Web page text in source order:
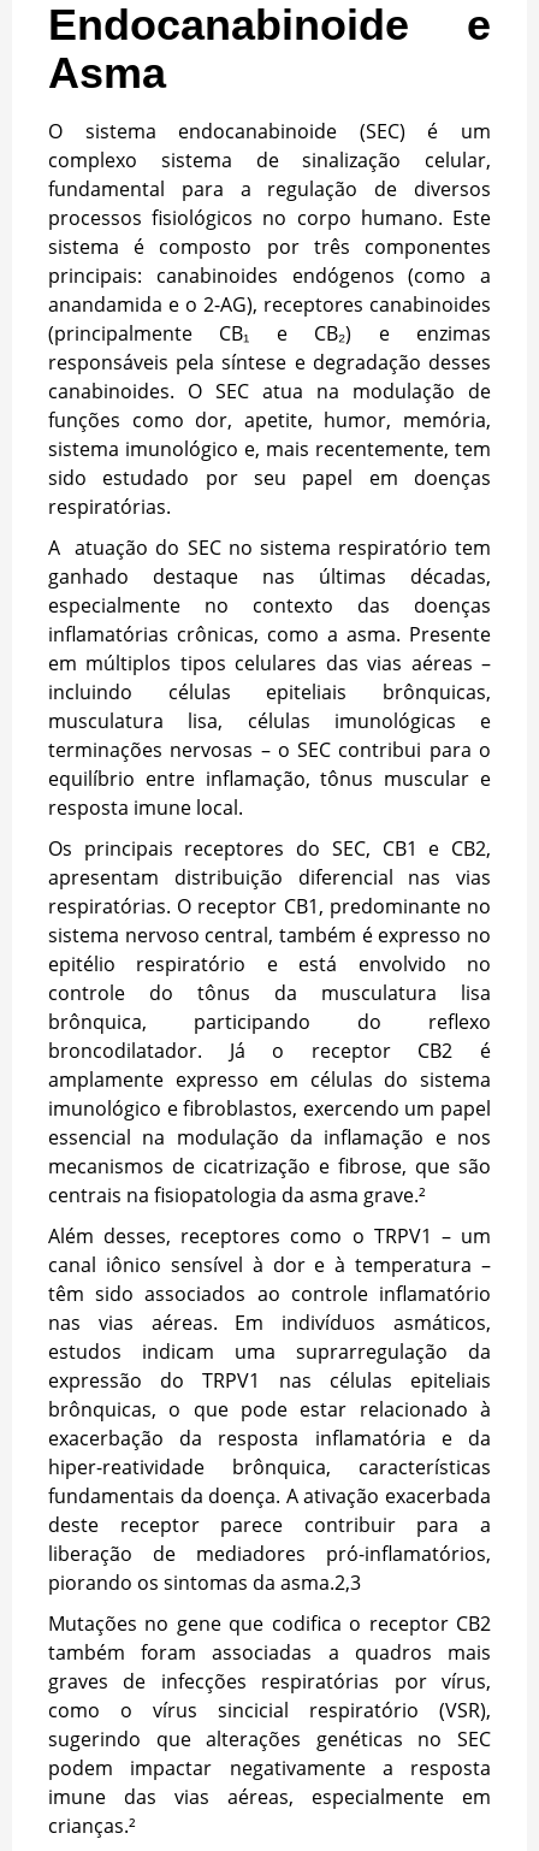
Endocanabinoide e
Asma
O sistema endocanabinoide (SEC) é um
complexo sistema de sinalização celular,
fundamental para a regulação de diversos
processos fisiológicos no corpo humano. Este
sistema é composto por três componentes
principais: canabinoides endógenos (como a
anandamida e o 2-AG), receptores canabinoides
(principalmente CB₁ e CB₂) e enzimas
responsáveis pela síntese e degradação desses
canabinoides. O SEC atua na modulação de
funções como dor, apetite, humor, memória,
sistema imunológico e, mais recentemente, tem
sido estudado por seu papel em doenças
respiratórias.
A atuação do SEC no sistema respiratório tem
ganhado destaque nas últimas décadas,
especialmente no contexto das doenças
inflamatórias crônicas, como a asma. Presente
em múltiplos tipos celulares das vias aéreas –
incluindo células epiteliais brônquicas,
musculatura lisa, células imunológicas e
terminações nervosas – o SEC contribui para o
equilíbrio entre inflamação, tônus muscular e
resposta imune local.
Os principais receptores do SEC, CB1 e CB2,
apresentam distribuição diferencial nas vias
respiratórias. O receptor CB1, predominante no
sistema nervoso central, também é expresso no
epitélio respiratório e está envolvido no
controle do tônus da musculatura lisa
brônquica, participando do reflexo
broncodilatador. Já o receptor CB2 é
amplamente expresso em células do sistema
imunológico e fibroblastos, exercendo um papel
essencial na modulação da inflamação e nos
mecanismos de cicatrização e fibrose, que são
centrais na fisiopatologia da asma grave.²
Além desses, receptores como o TRPV1 – um
canal iônico sensível à dor e à temperatura –
têm sido associados ao controle inflamatório
nas vias aéreas. Em indivíduos asmáticos,
estudos indicam uma suprarregulação da
expressão do TRPV1 nas células epiteliais
brônquicas, o que pode estar relacionado à
exacerbação da resposta inflamatória e da
hiper-reatividade brônquica, características
fundamentais da doença. A ativação exacerbada
deste receptor parece contribuir para a
liberação de mediadores pró-inflamatórios,
piorando os sintomas da asma.2,3
Mutações no gene que codifica o receptor CB2
também foram associadas a quadros mais
graves de infecções respiratórias por vírus,
como o vírus sincicial respiratório (VSR),
sugerindo que alterações genéticas no SEC
podem impactar negativamente a resposta
imune das vias aéreas, especialmente em
crianças.²